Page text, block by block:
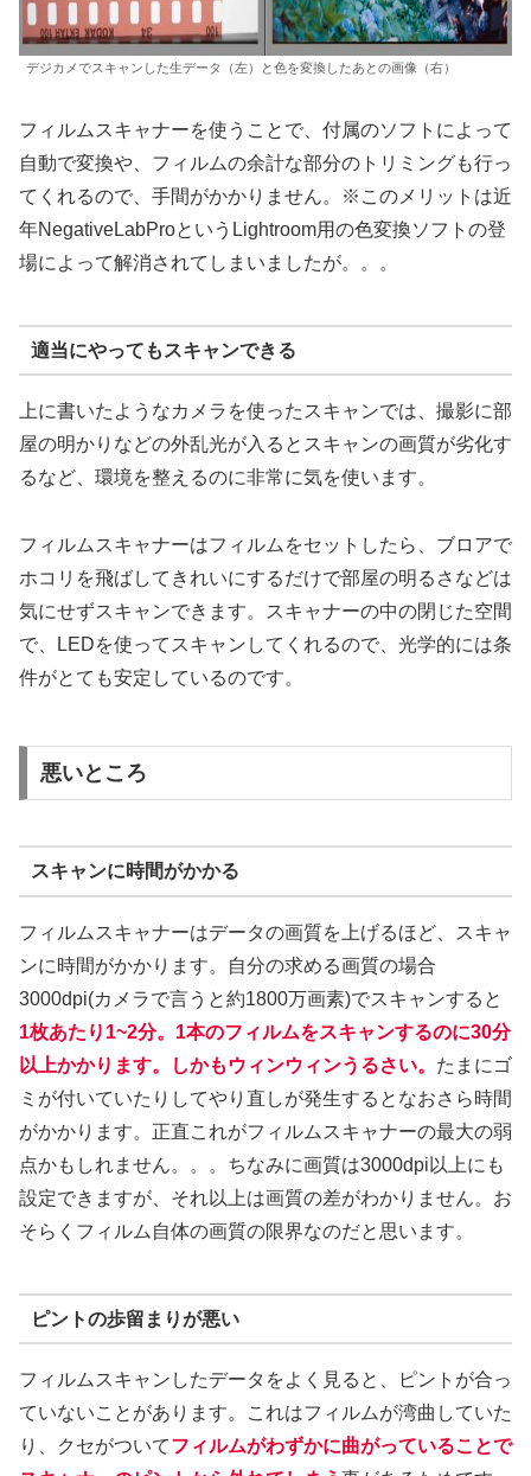
デジカメでスキャンした生データ（左）と色を変換したあとの画像（右）
フィルムスキャナーを使うことで、付属のソフトによって
自動で変換や、フィルムの余計な部分のトリミングも行っ
てくれるので、手間がかかりません。※このメリットは近
年NegativeLabProというLightroom用の色変換ソフトの登
場によって解消されてしまいましたが。。。
適当にやってもスキャンできる
上に書いたようなカメラを使ったスキャンでは、撮影に部
屋の明かりなどの外乱光が入るとスキャンの画質が劣化す
るなど、環境を整えるのに非常に気を使います。
フィルムスキャナーはフィルムをセットしたら、ブロアで
ホコリを飛ばしてきれいにするだけで部屋の明るさなどは
気にせずスキャンできます。スキャナーの中の閉じた空間
で、LEDを使ってスキャンしてくれるので、光学的には条
件がとても安定しているのです。
悪いところ
スキャンに時間がかかる
フィルムスキャナーはデータの画質を上げるほど、スキャ
ンに時間がかかります。自分の求める画質の場合
3000dpi(カメラで言うと約1800万画素)でスキャンすると
1枚あたり1~2分。1本のフィルムをスキャンするのに30分
以上かかります。しかもウィンウィンうるさい。 たまにゴ
ミが付いていたりしてやり直しが発生するとなおさら時間
がかかります。正直これがフィルムスキャナーの最大の弱
点かもしれません。。。ちなみに画質は3000dpi以上にも
設定できますが、それ以上は画質の差がわかりません。お
そらくフィルム自体の画質の限界なのだと思います。
ピントの歩留まりが悪い
フィルムスキャンしたデータをよく見ると、ピントが合っ
ていないことがあります。これはフィルムが湾曲していた
り、クセがついてフィルムがわずかに曲がっていることで